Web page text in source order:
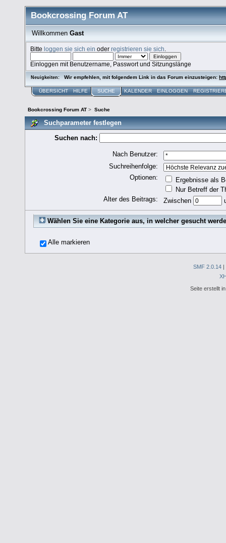
Bookcrossing Forum AT
Willkommen Gast
Bitteloggen sie sich ein oderregistrieren sie sich
Einloggen mit Benutzername, Passwort und Sitzungslänge
Neuigkeiten: Wir empfehlen, mit folgendem Link in das Forum einzusteigen:
ÜBERSICHT HILFE SUCHE KALENDER EINLOGGEN
Bookcrossing Forum AT > Suche
Suchparameter festlegen
Suchen nach:
Nach Benutzer:
Suchreihenfolge:
Optionen:
Ergebnisse als
Nur Betreff der
Alter des Beitrags:
Zwischen
Wählen Sie eine Kategorie aus, in welcher gesucht
Alle markieren
SMF 2.0.14
Seite erstellt